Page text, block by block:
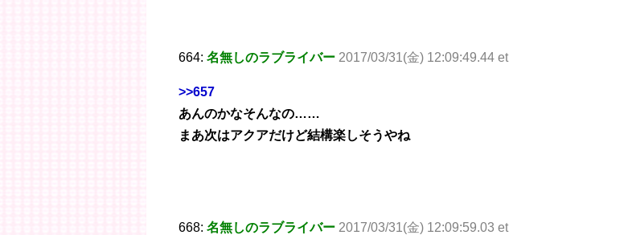
664: 名無しのラブライバー 2017/03/31(金) 12:09:49.44 et
>>657
あんのかなそんなの……
まあ次はアクアだけど結構楽しそうやね
668: 名無しのラブライバー 2017/03/31(金) 12:09:59.03 et